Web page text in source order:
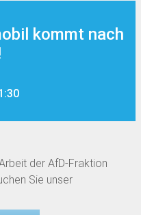
kommt nach
der AfD-Fraktion
Sie unser